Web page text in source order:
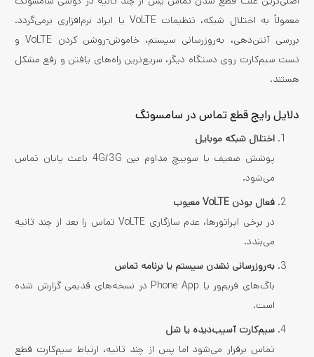
معمولاً به اختلال شبکه، تنظیمات VoLTE یا ایراد نرم‌افزاری برمی‌گردد.
بررسی آنتن‌دهی، به‌روزرسانی سیستم، خاموش‌-روشن کردن VoLTE و
تست سیم‌کارت روی دستگاه دیگر، سریع‌ترین راه‌های یافتن و رفع مشکل
هستند.
دلایل رایج قطع تماس در سامسونگ
اختلال شبکه موبایل
پوشش ضعیف یا سوییچ مداوم بین 4G/3G باعث پایان تماس
می‌شود.
فعال بودن VoLTE معیوب
در برخی اپراتورها، عدم سازگاری VoLTE تماس را بعد از چند ثانیه
می‌بندد.
به‌روزرسانی‌ نشدن ‌سیستم یا برنامه تماس
باگ‌های فریم‌ور یا Phone App در نسخه‌های قدیمی گزارش شده
است.
سیم‌کارت آسیب‌دیده یا شل
تماس برقرار می‌شود اما پس از چند ثانیه، ارتباط سیم‌کارت قطع